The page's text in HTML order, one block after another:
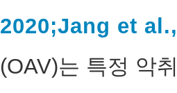
2020;Jang et
(OAV)는 특정 악